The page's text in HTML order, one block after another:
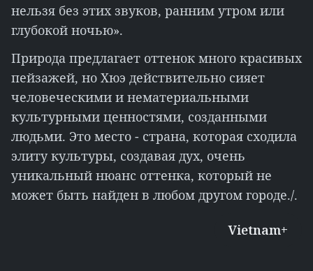
нельзя без этих звуков, ранним утром или
глубокой ночью».
Природа предлагает оттенок много красивых
пейзажей, но Хюэ действительно сияет
человеческими и нематериальными
культурными ценностями, созданными
людьми. Это место - страна, которая сходила
элиту культуры, создавая дух, очень
уникальный нюанс оттенка, который не
может быть найден в любом другом городе./.
Vietnam+